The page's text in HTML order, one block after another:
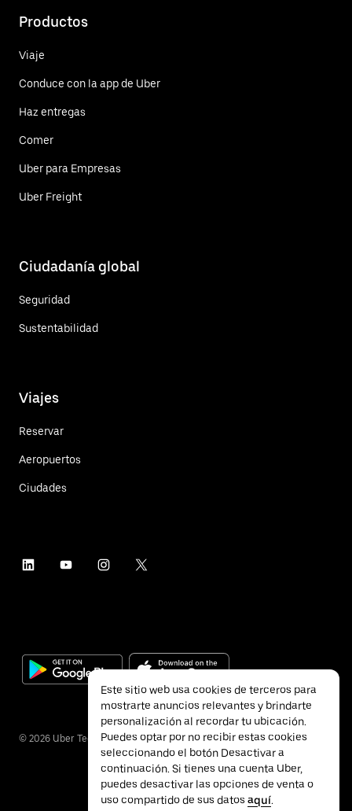
Productos
Viaje
Conduce con la app de Uber
Haz entregas
Comer
Uber para Empresas
Uber Freight
Ciudadanía global
Seguridad
Sustentabilidad
Viajes
Reservar
Aeropuertos
Ciudades
© 2026 Uber Technologies Inc.
Este sitio web usa cookies de terceros para
mostrarte anuncios relevantes y brindarte
personalización al recordar tu ubicación.
Puedes optar por no recibir estas cookies
seleccionando el botón Desactivar a
continuación. Si tienes una cuenta Uber,
puedes desactivar las opciones de venta o
uso compartido de sus datos aquí.